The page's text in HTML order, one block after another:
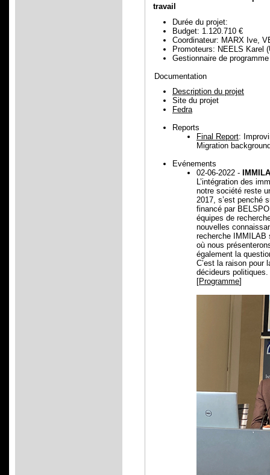
travail
Durée du projet:
Budget: 1.120.710 €
Coordinateur: MARX Ive,
Promoteurs: NEELS Karel
Gestionnaire de
Documentation
Description du projet
Site du projet
Fedra
Reports
Final Report:
Migration
Evénements
02-06-2022 -
L’intégration des
notre société reste
2017, s’est penché
financé par
équipes de
nouvelles
recherche IMMILAB
où nous
également la
C’est la raison pour
décideurs politiques.
[Programme]